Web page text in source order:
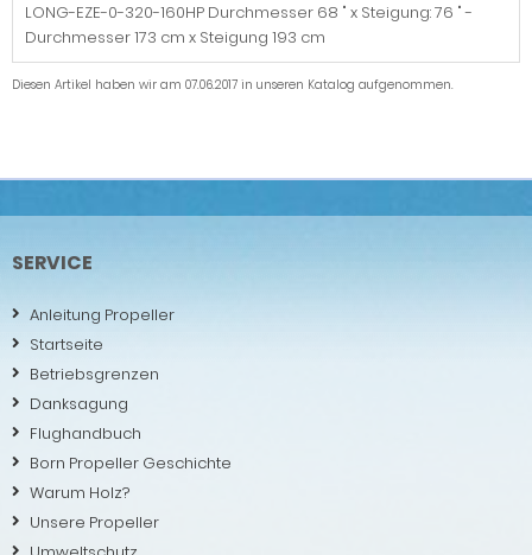
LONG-EZE-0-320-160HP Durchmesser 68 " x Steigung: 76 " -
Durchmesser 173 cm x Steigung 193 cm
Diesen Artikel haben wir am 07.06.2017 in unseren Katalog aufgenommen.
SERVICE
Anleitung Propeller
Startseite
Betriebsgrenzen
Danksagung
Flughandbuch
Born Propeller Geschichte
Warum Holz?
Unsere Propeller